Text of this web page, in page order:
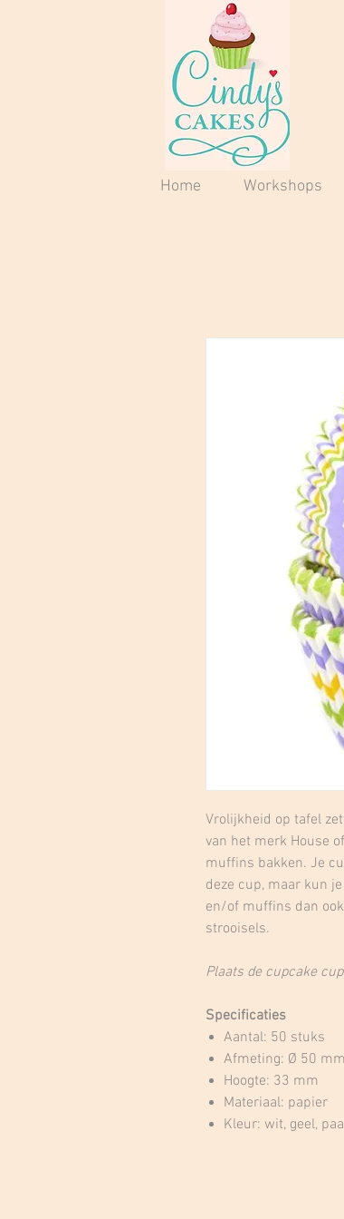
Home Workshops
Vrolijkheid op tafel
van het merk House
muffins bakken. Je
deze cup, maar kun
en/of muffins dan
strooisels.
Plaats de cupcake
Specificaties
Aantal: 50 stuks
Afmeting: Ø 50 mm
Hoogte: 33 mm
Materiaal: papier
Kleur: wit, geel,